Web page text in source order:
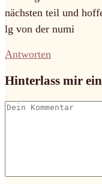
nächsten teil und
lg von der numi
Antworten
Hinterlass mir